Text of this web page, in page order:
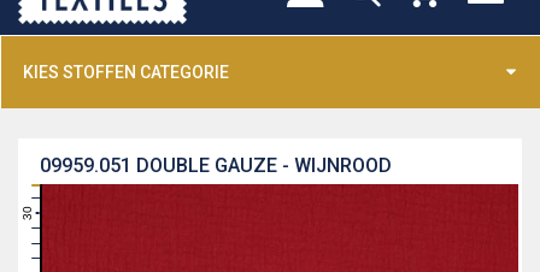
KIES STOFFEN CATEGORIE
DOUBLE GAUZE - WIJNROOD
09959.051